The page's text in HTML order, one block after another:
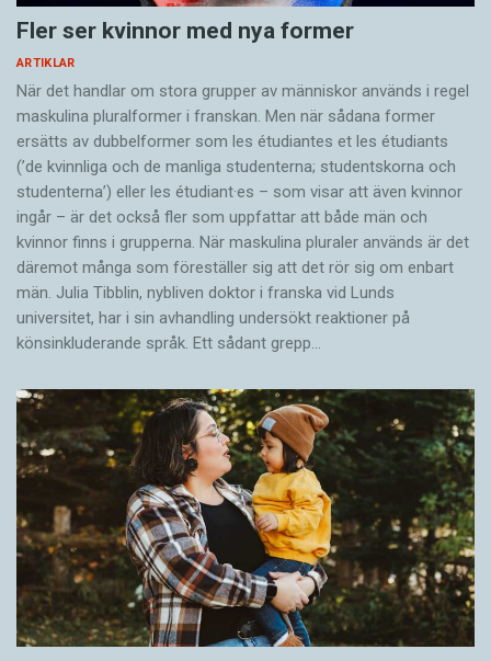
Fler ser kvinnor med nya former
ARTIKLAR
När det handlar om stora grupper av människor används i regel
maskulina pluralformer i franskan. Men när sådana ­former
ersätts av dubbel­former som les étudiantes et les étudiants
(’de kvinnliga och de manliga studenterna; studentskorna och
studenterna’) eller les étudiant·es – som visar att även kvinnor
ingår – är det också fler som uppfattar att både män och
kvinnor finns i grupperna. När maskulina pluraler används är det
där­emot många som föreställer sig att det rör sig om enbart
män. Julia Tibblin, nybliven doktor i franska vid Lunds
universitet, har i sin avhandling undersökt reaktioner på
könsinkluderande språk. Ett sådant grepp…